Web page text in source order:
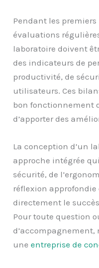
Pendant les
évaluations
laboratoire doivent
des indicateurs de
productivité, de
utilisateurs. Ces
bon fonctionnement
d’apporter des
La conception d’un
approche intégrée
sécurité, de
réflexion
directement le
Pour toute question
d’accompagnement,
uneentreprise de